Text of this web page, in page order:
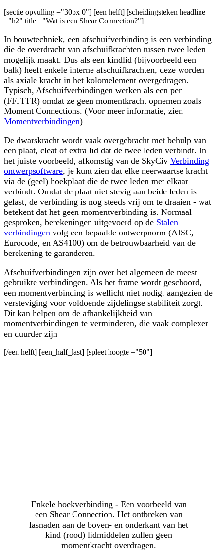
[sectie opvulling ="30px 0"] [een helft] [scheidingsteken headline
="h2" title ="Wat is een Shear Connection?"]
In bouwtechniek, een afschuifverbinding is een verbinding
die de overdracht van afschuifkrachten tussen twee leden
mogelijk maakt. Dus als een kindlid (bijvoorbeeld een
balk) heeft enkele interne afschuifkrachten, deze worden
als axiale kracht in het kolomelement overgedragen.
Typisch, Afschuifverbindingen werken als een pen
(FFFFFR) omdat ze geen momentkracht opnemen zoals
Moment Connections. (Voor meer informatie, zien
Momentverbindingen)
De dwarskracht wordt vaak overgebracht met behulp van
een plaat, cleat of extra lid dat de twee leden verbindt. In
het juiste voorbeeld, afkomstig van de SkyCiv Verbinding
ontwerpsoftware, je kunt zien dat elke neerwaartse kracht
via de (geel) hoekplaat die de twee leden met elkaar
verbindt. Omdat de plaat niet stevig aan beide leden is
gelast, de verbinding is nog steeds vrij om te draaien - wat
betekent dat het geen momentverbinding is. Normaal
gesproken, berekeningen uitgevoerd op de Stalen
verbindingen volg een bepaalde ontwerpnorm (AISC,
Eurocode, en AS4100) om de betrouwbaarheid van de
berekening te garanderen.
Afschuifverbindingen zijn over het algemeen de meest
gebruikte verbindingen. Als het frame wordt geschoord,
een momentverbinding is wellicht niet nodig, aangezien de
versteviging voor voldoende zijdelingse stabiliteit zorgt.
Dit kan helpen om de afhankelijkheid van
momentverbindingen te verminderen, die vaak complexer
en duurder zijn
[/een helft] [een_half_last] [spleet hoogte ="50"]
Enkele hoekverbinding - Een voorbeeld van
een Shear Connection. Het ontbreken van
lasnaden aan de boven- en onderkant van het
kind (rood) lidmiddelen zullen geen
momentkracht overdragen.